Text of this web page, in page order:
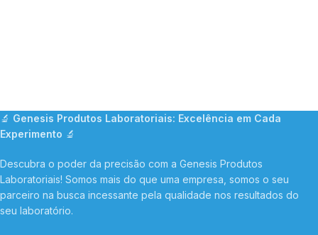
🔬 Genesis Produtos Laboratoriais: Excelência em Cada
Experimento 🔬
Descubra o poder da precisão com a Genesis Produtos
Laboratoriais! Somos mais do que uma empresa, somos o seu
parceiro na busca incessante pela qualidade nos resultados do
seu laboratório.